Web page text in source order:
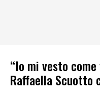
“Io mi vesto
Raffaella